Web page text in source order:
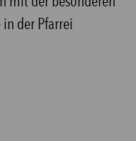
der Pfarrei